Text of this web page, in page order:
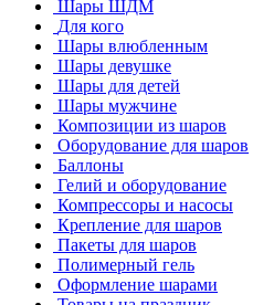
Шары ШДМ
Для кого
Шары влюбленным
Шары девушке
Шары для детей
Шары мужчине
Композиции из шаров
Оборудование для шаров
Баллоны
Гелий и оборудование
Компрессоры и насосы
Крепление для шаров
Пакеты для шаров
Полимерный гель
Оформление шарами